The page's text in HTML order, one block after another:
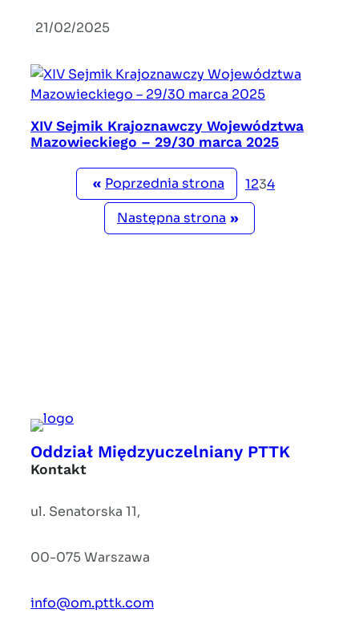
21/02/2025
XIV Sejmik Krajoznawczy Województwa
Mazowieckiego – 29/30 marca 2025
« Poprzednia strona 1234
Następna strona »
Oddział Międzyuczelniany PTTK
Kontakt
ul. Senatorska 11,
00-075 Warszawa
info@om.pttk.com